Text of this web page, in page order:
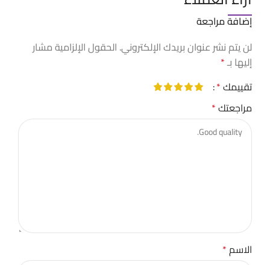
إضافة مراجعة
لن يتم نشر عنوان بريدك الإلكتروني. الحقول الإلزامية مشار
إليها بـ*
تقييمك*
مراجعتك*
الاسم*